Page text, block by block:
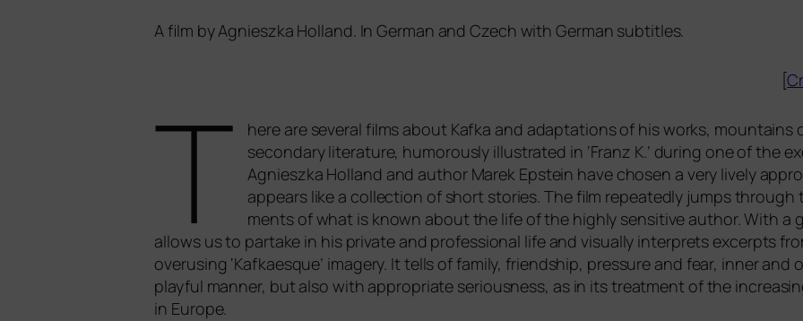
A film by Agnieszka Holland. In German and Czech with German subtitles.
[
T
here are seve­ral films about Kafka and adapt­a­ti­ons of his works,
secon­da­ry lite­ra­tu­re, humo­rous­ly illus­tra­ted in ‘Franz K.’ during one of the
Agnieszka Holland and aut­hor Marek Epstein have cho­sen a very lively
appears like a coll­ec­tion of short sto­ries. The film repea­ted­ly jumps
ments of what is known about the life of the high­ly sen­si­ti­ve aut­hor. With a
allows us to par­ta­ke in his pri­va­te and pro­fes­sio­nal life and visual­ly inter­prets excerp­ts
ove­ru­sing ‘Kafkaesque’ imagery. It tells of fami­ly, fri­end­ship, pres­su­re and fear, inner
playful man­ner, but also with appro­pria­te serious­ness, as in its tre­at­ment of the
in Europe.